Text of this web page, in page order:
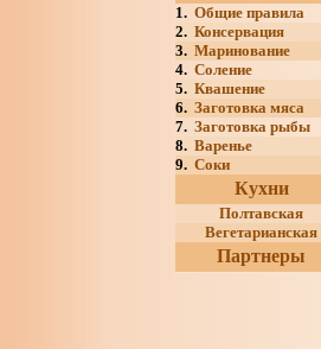
1. Общие правила
2. Консервация
3. Маринование
4. Соление
5. Квашение
6. Заготовка мяса
7. Заготовка рыбы
8. Варенье
9. Соки
Кухни
Полтавская
Вегетарианская
Партнеры